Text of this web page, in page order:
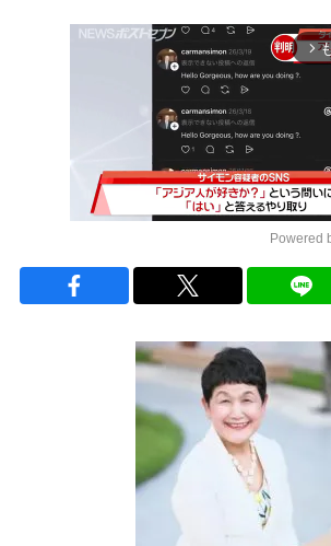
arrow_forward_ios
Powered